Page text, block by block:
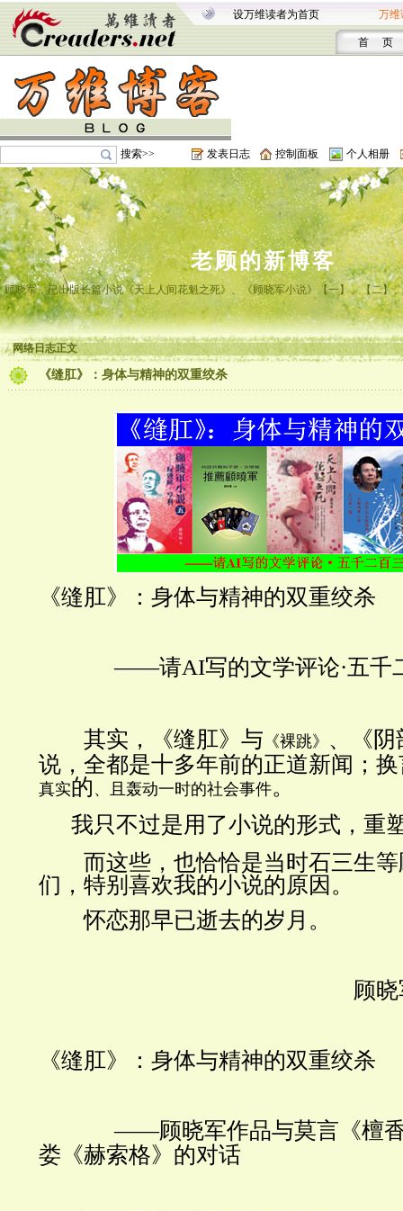
设万维读者为首页 万维
首 页
搜索>> 发表日志 控制面板 个人相册
老顾的新博客
顾晓军，已出版长篇小说《天上人间花魁之死》、《顾晓军小说》【一】、【二】
网络日志正文
《缝肛》：身体与精神的双重绞杀
《缝肛》：身体与精神的双重绞杀
——请AI写的文学评论·五千
其实，《缝肛》与 《裸跳》 、《阴
说，全都是十多年前的正道新闻；
真实的 、且轰动一时的社会事件。
我只不过是用了小说的形式，重
而这些，也恰恰是当时石三生等
们，特别喜欢我的小说的原因。
怀恋那早已逝去的岁月。
顾晓
《缝肛》：身体与精神的双重绞杀
——顾晓军作品与莫言《檀
娄《赫索格》的对话